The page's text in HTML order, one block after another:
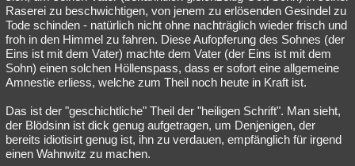
Raserei zu beschwichtigen, von jenem zu erlösenden Gesindel zu
Tode schinden - natürlich nicht ohne nachträglich wieder frisch und
froh in den Himmel zu fahren. Diese Aufopferung des Sohnes (der
Eins ist mit dem Vater) machte dem Vater (der Eins ist mit dem
Sohn) einen solchen Höllenspass, dass er sofort eine allgemeine
Amnestie erliess, welche zum Theil noch heute in Kraft ist.
Das ist der "geschichtliche" Theil der "heiligen Schrift". Man sieht,
der Blödsinn ist dick genug aufgetragen, um Denjenigen, der
bereits idiotisirt genug ist, ihn zu verdauen, empfänglich für irgend
einen Wahnwitz zu machen.